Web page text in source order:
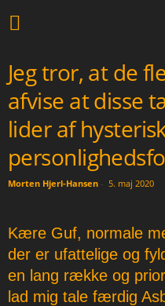
Jeg tror, at de
afvise at disse
lider af
Morten Hjerl-Hansen - 5. maj 2020
Kære Guf, normale
der er ufattelige og
en lang række og
lad mig tale færdig